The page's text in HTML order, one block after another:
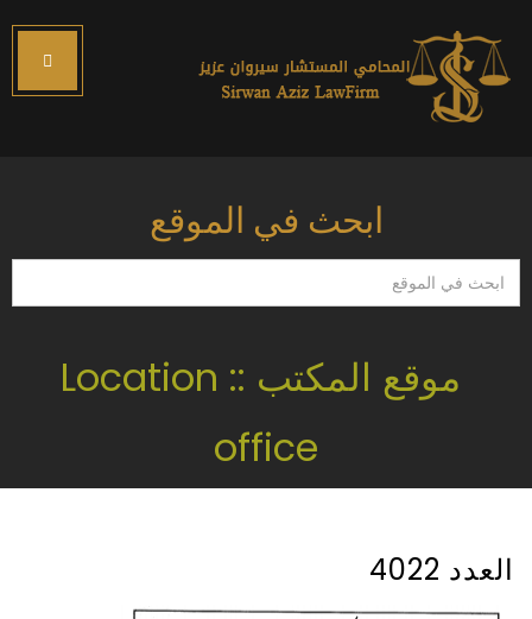
ابحث في الموقع
ابحث
في
موقع المكتب :: Location
office
العدد 4022